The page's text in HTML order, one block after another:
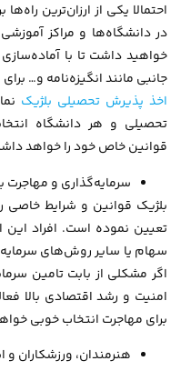
احتمالا یکی از ارزان‌ترین
در دانشگاه‌ها و مراکز
خواهید داشت تا با
جانبی مانند انگیزه‌نامه و…
اخذ پذیرش تحصیلی بلژیک
تحصیلی و هر دانشگاه
قوانین خاص خود را خواهد
سرمایه‌گذاری و مهاجرت
بلژیک قوانین و شرایط خاصی
تعیین نموده است. افراد این
سهام یا سایر روش‌های
اگر مشکلی از بابت تامین
امنیت و رشد اقتصادی بالا
برای مهاجرت انتخاب خوبی
هنرمندان، ورزشکاران